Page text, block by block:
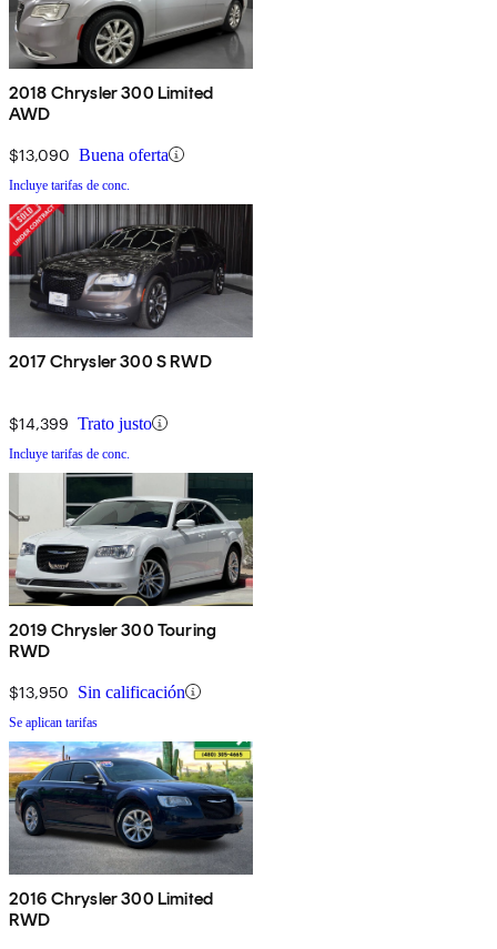
2018 Chrysler 300 Limited
AWD
$13,090 Buena oferta
Incluye tarifas de conc.
2017 Chrysler 300 S RWD
$14,399 Trato justo
Incluye tarifas de conc.
2019 Chrysler 300 Touring
RWD
$13,950 Sin calificación
Se aplican tarifas
2016 Chrysler 300 Limited
RWD